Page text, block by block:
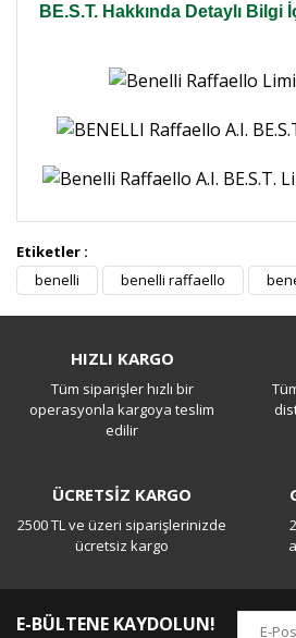
BE.S.T. Hakkında Detaylı Bilgi
Bu ürüne ilk yorumu
Etiketler :
benelli
benelli raffaello
HIZLI KARGO
Tüm siparişler hızlı bir
operasyonla kargoya teslim
edilir
ÜCRETSİZ KARGO
2500 TL ve üzeri siparişlerinizde
ücretsiz kargo
E-BÜLTENE KAYDOLUN!